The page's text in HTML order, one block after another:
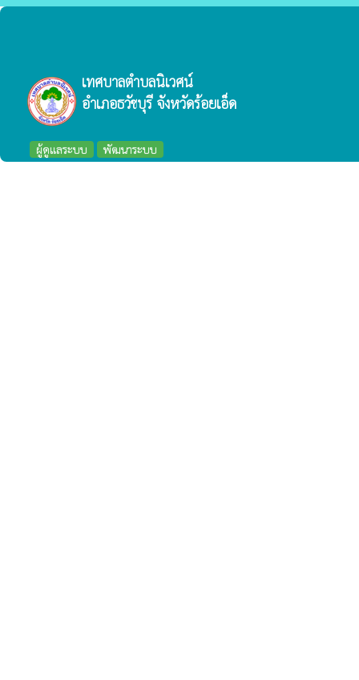
เทศบาลตำบลนิเวศน์
อำเภอธวัชบุรี จังหวัดร้อยเอ็ด
ผู้ดูแลระบบ พัฒนาระบบ